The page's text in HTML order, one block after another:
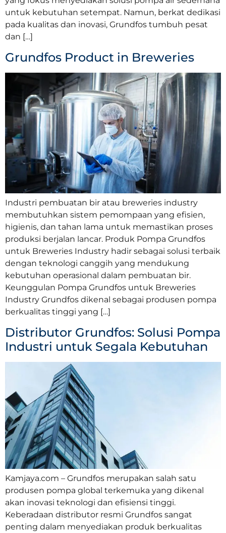
untuk kebutuhan setempat. Namun, berkat dedikasi
pada kualitas dan inovasi, Grundfos tumbuh pesat
dan […]
Grundfos Product in Breweries
Industri pembuatan bir atau breweries industry
membutuhkan sistem pemompaan yang efisien,
higienis, dan tahan lama untuk memastikan proses
produksi berjalan lancar. Produk Pompa Grundfos
untuk Breweries Industry hadir sebagai solusi terbaik
dengan teknologi canggih yang mendukung
kebutuhan operasional dalam pembuatan bir.
Keunggulan Pompa Grundfos untuk Breweries
Industry Grundfos dikenal sebagai produsen pompa
berkualitas tinggi yang […]
Distributor Grundfos: Solusi Pompa
Industri untuk Segala Kebutuhan
Kamjaya.com – Grundfos merupakan salah satu
produsen pompa global terkemuka yang dikenal
akan inovasi teknologi dan efisiensi tinggi.
Keberadaan distributor resmi Grundfos sangat
penting dalam menyediakan produk berkualitas